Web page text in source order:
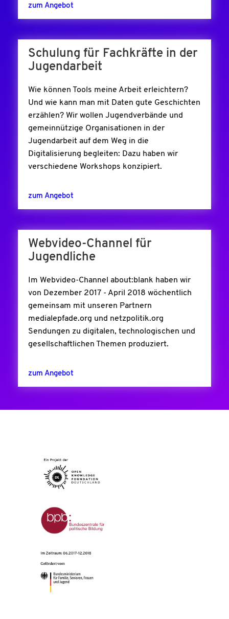
zum Angebot
Schulung für Fachkräfte in der
Jugendarbeit
Wie können Tools meine Arbeit erleichtern?
Und wie kann man mit Daten gute Geschichten
erzählen? Wir wollen Jugendverbände und
gemeinnützige Organisationen in der
Jugendarbeit auf dem Weg in die
Digitalisierung begleiten: Dazu haben wir
verschiedene Workshops konzipiert.
zum Angebot
Webvideo-Channel für
Jugendliche
Im Webvideo-Channel about:blank haben wir
von Dezember 2017 - April 2018 wöchentlich
gemeinsam mit unseren Partnern
medialepfade.org und netzpolitik.org
Sendungen zu digitalen, technologischen und
gesellschaftlichen Themen produziert.
zum Angebot